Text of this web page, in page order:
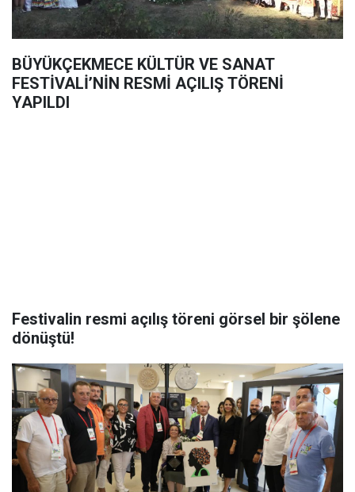
BÜYÜKÇEKMECE KÜLTÜR VE SANAT
FESTİVALİ’NİN RESMİ AÇILIŞ TÖRENİ
YAPILDI
Festivalin resmi açılış töreni görsel bir şölene
dönüştü!